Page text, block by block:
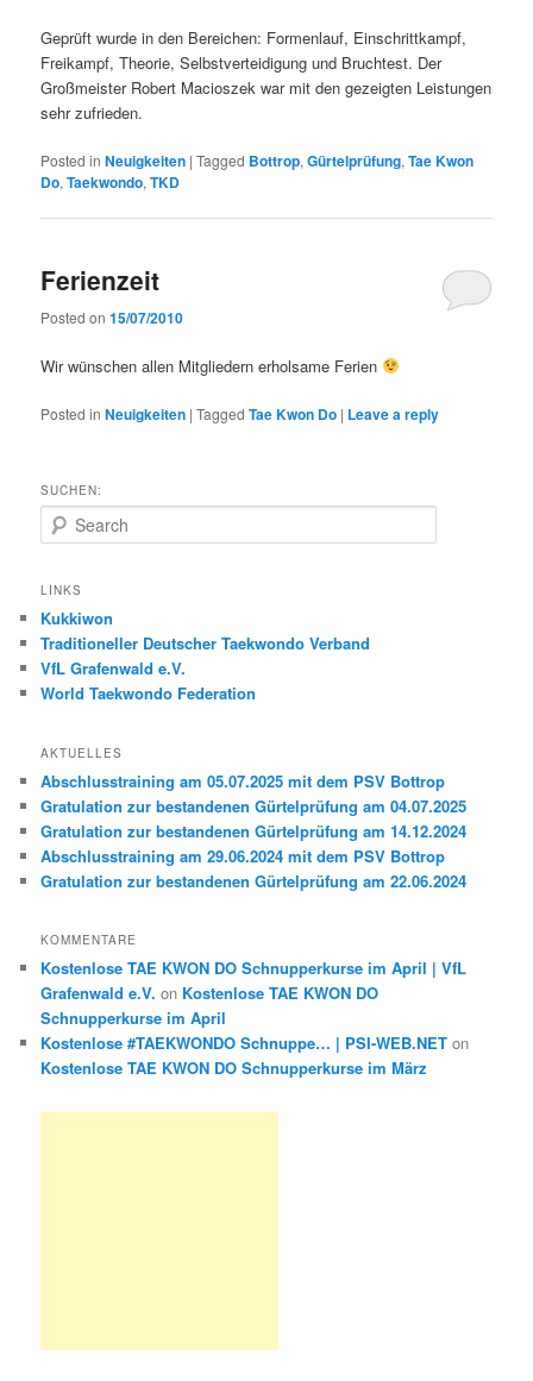
Geprüft wurde in den Bereichen: Formenlauf, Einschrittkampf,
Freikampf, Theorie, Selbstverteidigung und Bruchtest. Der
Großmeister Robert Macioszek war mit den gezeigten Leistungen
sehr zufrieden.
Posted in Neuigkeiten |Tagged Bottrop,Gürtelprüfung,Tae Kwon
Do,Taekwondo,TKD
Ferienzeit
Posted on15/07/2010
Wir wünschen allen Mitgliedern erholsame Ferien
Posted in Neuigkeiten |Tagged Tae Kwon Do | Leave a reply
SUCHEN:
e
r
h
LINKS
Kukkiwon
Traditioneller Deutscher Taekwondo Verband
VfL Grafenwald e.V.
World Taekwondo Federation
AKTUELLES
Abschlusstraining am 05.07.2025 mit dem PSV Bottrop
Gratulation zur bestandenen Gürtelprüfung am 04.07.2025
Gratulation zur bestandenen Gürtelprüfung am 14.12.2024
Abschlusstraining am 29.06.2024 mit dem PSV Bottrop
Gratulation zur bestandenen Gürtelprüfung am 22.06.2024
KOMMENTARE
Kostenlose TAE KWON DO Schnupperkurse im April | VfL
Grafenwald e.V. on Kostenlose TAE KWON DO
Schnupperkurse im April
Kostenlose #TAEKWONDO Schnuppe… | PSI-WEB.NET on
Kostenlose TAE KWON DO Schnupperkurse im März